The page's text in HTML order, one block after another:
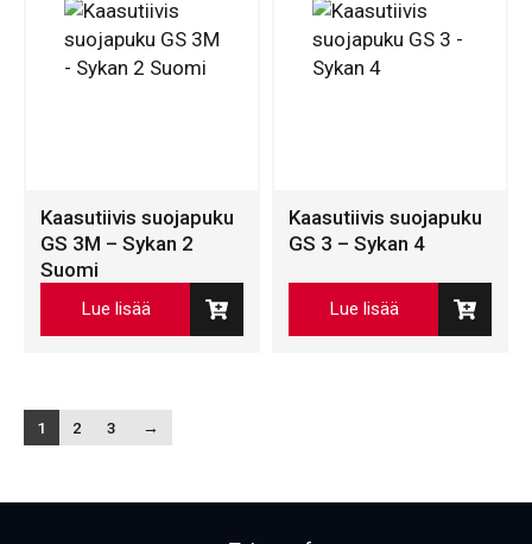
Kaasutiivis suojapuku
GS 3M – Sykan 2
Suomi
Lue lisää
Kaasutiivis suojapuku
GS 3 – Sykan 4
Lue lisää
1 2 3 →